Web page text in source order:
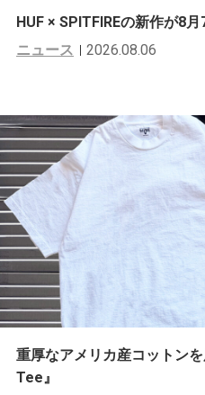
HUF × SPITFIREの新作が8
ニュース
2026.08.06
重厚なアメリカ産コットン
Tee』